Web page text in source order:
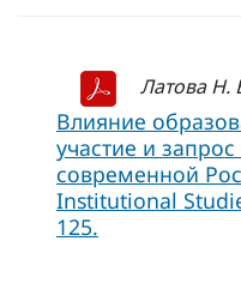
Латова Н.
Влияние
участие и
современной
Institutional
125.